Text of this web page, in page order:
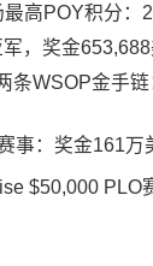
高POY积分：
，奖金
条WSOP金手链
事：奖金161万
$50,000 PLO